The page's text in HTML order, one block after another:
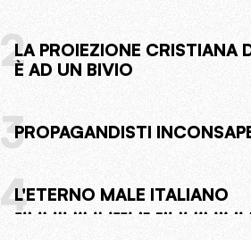
2LA PROIEZIONE CRISTIANA
È AD UN BIVIO
3PROPAGANDISTI
4L'ETERNO MALE ITALIANO